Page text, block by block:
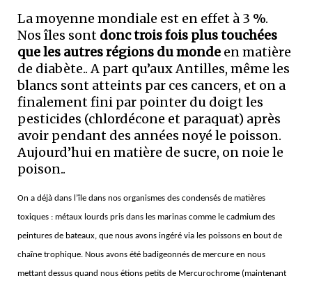
La moyenne mondiale est en effet à 3 %.
Nos îles sont donc trois fois plus touchées
que les autres régions du monde en matière
de diabète.. A part qu’aux Antilles, même les
blancs sont atteints par ces cancers, et on a
finalement fini par pointer du doigt les
pesticides (chlordécone et paraquat) après
avoir pendant des années noyé le poisson.
Aujourd’hui en matière de sucre, on noie le
poison..
On a déjà dans l’île dans nos organismes des condensés de matières
toxiques : métaux lourds pris dans les marinas comme le cadmium des
peintures de bateaux, que nous avons ingéré via les poissons en bout de
chaîne trophique. Nous avons été badigeonnés de mercure en nous
mettant dessus quand nous étions petits de Mercurochrome (maintenant